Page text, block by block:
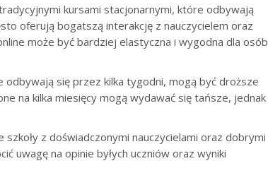
kursami stacjonarnymi, które odbywają
oferują bogatszą interakcję z nauczycielem oraz
może być bardziej elastyczna i wygodna dla osób
odbywają się przez kilka tygodni, mogą być droższe
na kilka miesięcy mogą wydawać się tańsze, jednak
z doświadczonymi nauczycielami oraz dobrymi
uwagę na opinie byłych uczniów oraz wyniki